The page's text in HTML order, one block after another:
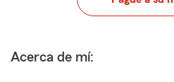
Acerca de mí: